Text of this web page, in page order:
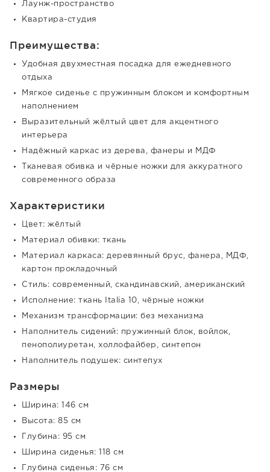
Лаунж-пространство
Квартира-студия
Преимущества:
Удобная двухместная посадка для ежедневного
отдыха
Мягкое сиденье с пружинным блоком и комфортным
наполнением
Выразительный жёлтый цвет для акцентного
интерьера
Надёжный каркас из дерева, фанеры и МДФ
Тканевая обивка и чёрные ножки для аккуратного
современного образа
Характеристики
Цвет: жёлтый
Материал обивки: ткань
Материал каркаса: деревянный брус, фанера, МДФ,
картон прокладочный
Стиль: современный, скандинавский, американский
Исполнение: ткань Italia 10, чёрные ножки
Механизм трансформации: без механизма
Наполнитель сидений: пружинный блок, войлок,
пенополиуретан, холлофайбер, синтепон
Наполнитель подушек: синтепух
Размеры
Ширина: 146 см
Высота: 85 см
Глубина: 95 см
Ширина сиденья: 118 см
Глубина сиденья: 76 см